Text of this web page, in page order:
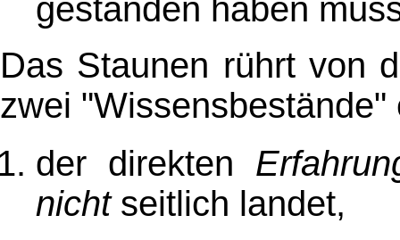
gestanden haben
Das Staunen rührt von
zwei
der direkten
nichtseitlich landet,